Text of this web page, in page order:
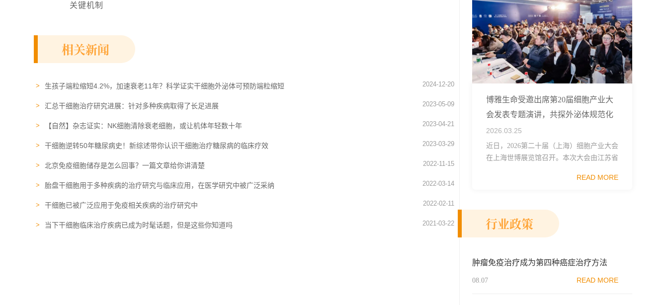
关键机制
相关新闻
生孩子端粒缩短4.2%，加速衰老11年？科学证实干细胞外泌体可预防端粒缩短 2024-12-20
汇总干细胞治疗研究进展：针对多种疾病取得了长足进展 2023-05-09
【自然】杂志证实：NK细胞清除衰老细胞，或让机体年轻数十年 2023-04-21
干细胞逆转50年糖尿病史！新综述带你认识干细胞治疗糖尿病的临床疗效 2023-03-29
北京免疫细胞储存是怎么回事？一篇文章给你讲清楚 2022-11-15
胎盘干细胞用于多种疾病的治疗研究与临床应用，在医学研究中被广泛采纳 2022-03-14
干细胞已被广泛应用于免疫相关疾病的治疗研究中 2022-02-11
当下干细胞临床治疗疾病已成为时髦话题，但是这些你知道吗 2021-03-22
博雅生命受邀出席第20届细胞产业大
会发表专题演讲，共探外泌体规范化
发展
2026.03.25
近日，2026第二十届（上海）细胞产业大会
在上海世博展览馆召开。本次大会由江苏省
促进会细胞医药分会、武汉东湖国家自主创
READ MORE
行业政策
肿瘤免疫治疗成为第四种癌症治疗方法
08.07 READ MORE